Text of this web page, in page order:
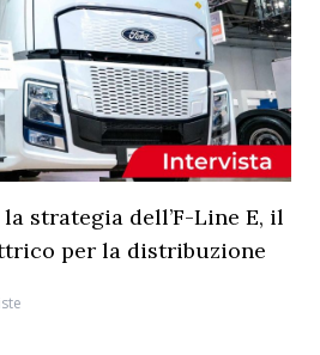
strategia dell’F-Line E, il
per la distribuzione